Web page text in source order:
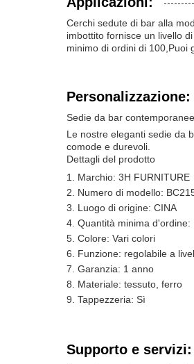
Cerchi sedute di bar alla
imbottito fornisce un livello
minimo di ordini di 100,Puoi
Personalizzazione:
Sedie da bar contemporanee
Le nostre eleganti sedie da
comode e durevoli.
Dettagli del prodotto
Marchio: 3H FURNITURE
Numero di modello:
Luogo di origine: CINA
Quantità minima d'ordine:
Colore: Vari colori
Funzione: regolabile a
Garanzia: 1 anno
Materiale: tessuto, ferro
Tappezzeria: Sì
Supporto e servizi: